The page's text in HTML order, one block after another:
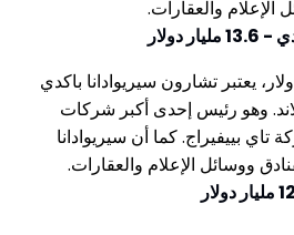
والعقارات.
13.6 مليار دولار، يعتبر تشارون سيريوادانا باكدي
وهو رئيس إحدى أكبر شركات
بييفيراج. كما أن سيريوادانا
ووسائل الإعلام والعقارات.